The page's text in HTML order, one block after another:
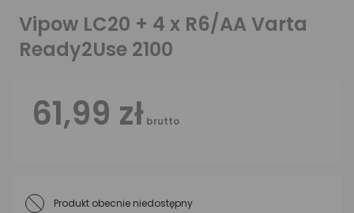
Vipow LC20 + 4 x R6/AA Varta
Ready2Use 2100
61,99 zł brutto
Produkt obecnie niedostępny